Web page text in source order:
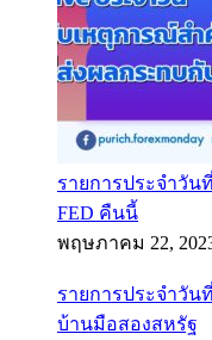
รายการประจำวัน
FED คืนนี้
พฤษภาคม 22,
รายการประจำวัน
บ้านมือสองสหรัฐ